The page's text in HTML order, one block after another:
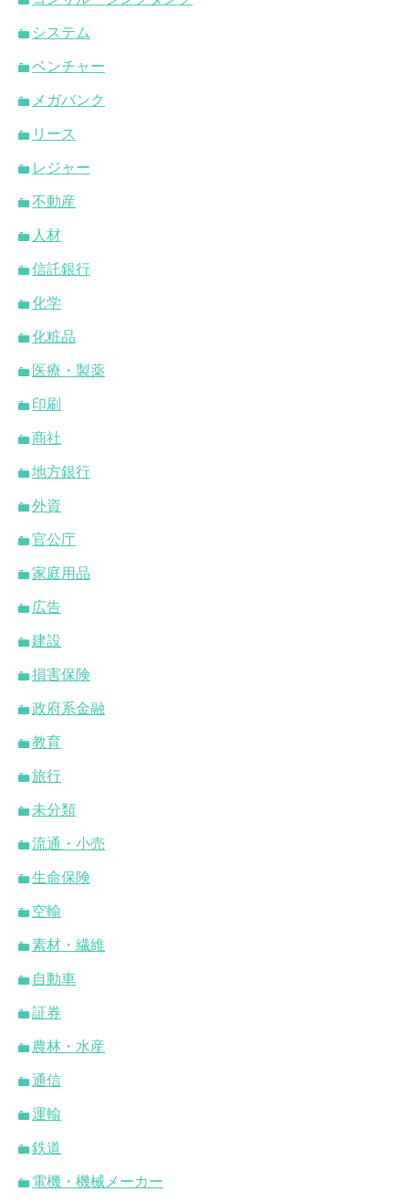
システム
ベンチャー
メガバンク
リース
レジャー
不動産
人材
信託銀行
化学
化粧品
医療・製薬
印刷
商社
地方銀行
外資
官公庁
家庭用品
広告
建設
損害保険
政府系金融
教育
旅行
未分類
流通・小売
生命保険
空輸
素材・繊維
自動車
証券
農林・水産
通信
運輸
鉄道
電機・機械メーカー